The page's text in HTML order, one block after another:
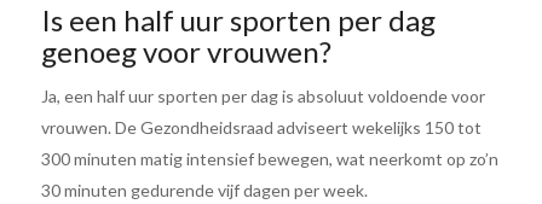
Is een half uur sporten per dag
genoeg voor vrouwen?
Ja, een half uur sporten per dag is absoluut voldoende voor
vrouwen. De Gezondheidsraad adviseert wekelijks 150 tot
300 minuten matig intensief bewegen, wat neerkomt op zo’n
30 minuten gedurende vijf dagen per week.